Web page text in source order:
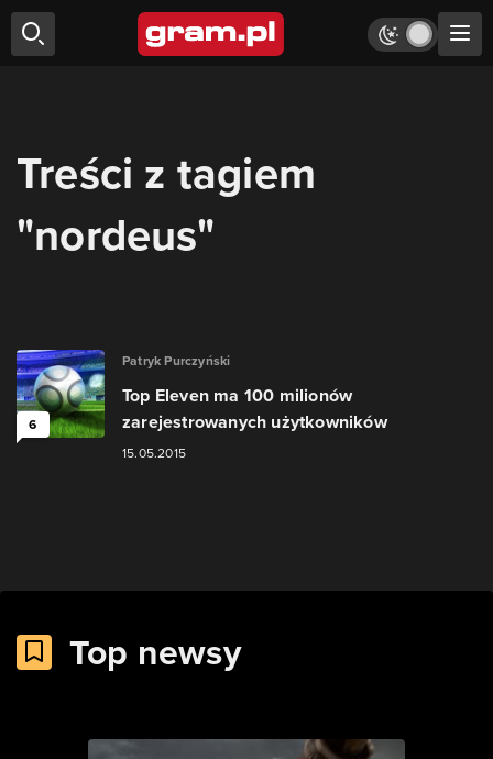
Treści z tagiem
"nordeus"
6
Patryk Purczyński
Top Eleven ma 100 milionów
zarejestrowanych użytkowników
15.05.2015
Top newsy